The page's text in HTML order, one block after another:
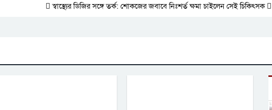
স্বাস্থ্যের ডিজির সঙ্গে তর্ক: শোকজের জবাবে নিঃশর্ত ক্ষমা চাইলেন সেই চিকিৎসক